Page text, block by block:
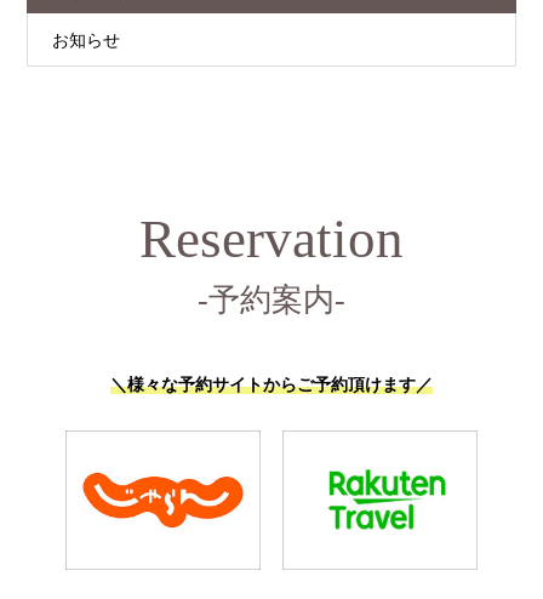
お知らせ
Reservation
-予約案内-
＼様々な予約サイトからご予約頂けます／